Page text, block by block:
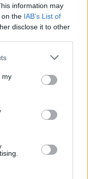
information may
on the IAB’s List of
disclose it to other
my
Ona nie
czekała na
do pracy i
czymś
boi się, że
że nie zna